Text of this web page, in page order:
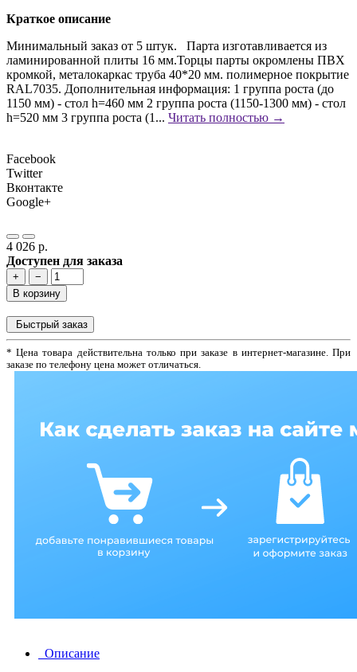
Краткое описание
Минимальный заказ от 5 штук. Парта изготавливается из
ламинированной плиты 16 мм.Торцы парты окромлены ПВХ
кромкой, металокаркас труба 40*20 мм. полимерное покрытие
RAL7035. Дополнительная информация: 1 группа роста (до
1150 мм) - стол h=460 мм 2 группа роста (1150-1300 мм) - стол
h=520 мм 3 группа роста (1... Читать полностью →
Facebook
Twitter
Вконтакте
Google+
4 026 р.
Доступен для заказа
+
−
В корзину
Быстрый заказ
* Цена товара действительна только при заказе в интернет-магазине. При
заказе по телефону цена может отличаться.
Описание